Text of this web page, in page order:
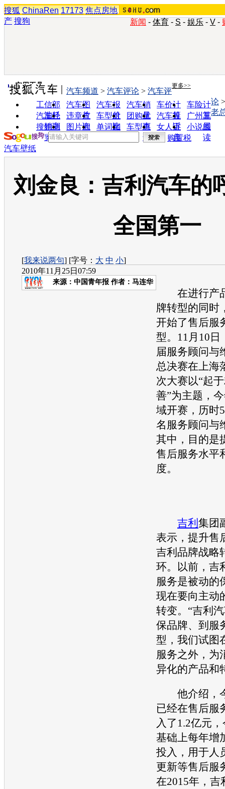
搜狐 ChinaRen 17173 焦点房地
产 搜狗 新闻 - 体育 - S - 娱乐 - V -
实用工具 更多>>
工信部
油耗
汽车图
片
汽车报
价
汽车销
量
车价计
算
车险计
算
汽车经
销商
违章查
询
车型对
比
团购优
惠
汽车投
诉
广州车
展
搜狗浏
览器
图片欣
赏
单词翻
车型查
询
女人宝
典
小说阅
读
汽车频道 > 汽车评论 > 汽车评
论
老
购置税
汽车壁纸
刘金良：吉利汽车的
全国第一
[我来说两句] [字号： 大 中 小]
2010年11月25日07:59
来源： 中国青年报 作者：马连华
在进行产
牌转型的同时
开始了售后服
型。11月10日
届服务顾问与
总决赛在上海
次大赛以“起
善”为主题，
域开赛，历时
名服务顾问与
其中，目的是
售后服务水平
度。
吉利 集团
表示，提升售
吉利 品牌战略
环。以前， 吉
服务是被动的
现在要向主动
转变。“吉利
保品牌、到服
型，我们试图
服务之外，为
异化的产品和
他介绍，
已经在售后服
入了1.2亿元
基础上每年增
投入，用于人
更新等售后服
在2015年， 吉